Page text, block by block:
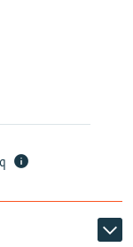
480p